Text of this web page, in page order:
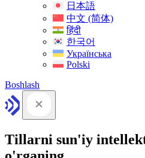
日本語
中文 (简体)
हिंदी
한국어
Українська
Polski
Boshlash
Tillarni sun'iy